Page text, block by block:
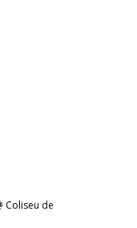
Coliseu de